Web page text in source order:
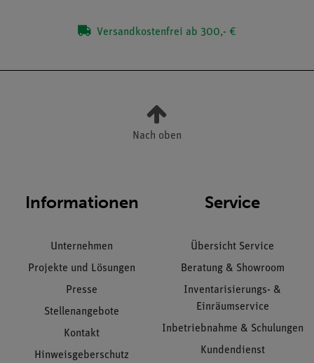
Versandkostenfrei ab 300,- €
Nach oben
Informationen
Unternehmen
Projekte und Lösungen
Presse
Stellenangebote
Kontakt
Hinweisgeberschutz
Service
Übersicht Service
Beratung & Showroom
Inventarisierungs- &
Einräumservice
Inbetriebnahme & Schulungen
Kundendienst